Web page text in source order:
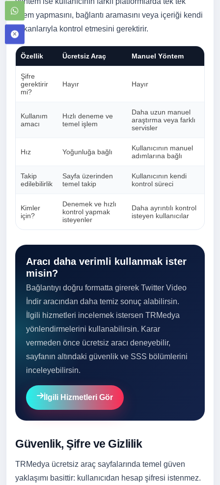
işlem yapmasını, bağlantı aramasını veya içeriği kendi
imkanlarıyla kontrol etmesini gerektirir.
Özellik Ücretsiz Araç Manuel Yöntem
Şifre
gerektirir
mi?
Hayır Hayır
Kullanım
amacı
Hızlı deneme ve
temel işlem
Daha uzun manuel
araştırma veya farklı
servisler
Hız Yoğunluğa bağlı
Kullanıcının manuel
adımlarına bağlı
Takip
edilebilirlik
Sayfa üzerinden
temel takip
Kullanıcının kendi
kontrol süreci
Kimler
için?
Denemek ve hızlı
kontrol yapmak
isteyenler
Daha ayrıntılı kontrol
isteyen kullanıcılar
Aracı daha verimli kullanmak ister
misin?
Bağlantıyı doğru formatta girerek Twitter Video
İndir aracından daha temiz sonuç alabilirsin.
İlgili hizmetleri incelemek istersen TRMedya
yönlendirmelerini kullanabilirsin. Karar
vermeden önce ücretsiz aracı deneyebilir,
sayfanın altındaki güvenlik ve SSS bölümlerini
inceleyebilirsin.
İlgili Hizmetleri Gör
Güvenlik, Şifre ve Gizlilik
TRMedya ücretsiz araç sayfalarında temel güven
yaklaşımı basittir: kullanıcıdan hesap şifresi istenmez.